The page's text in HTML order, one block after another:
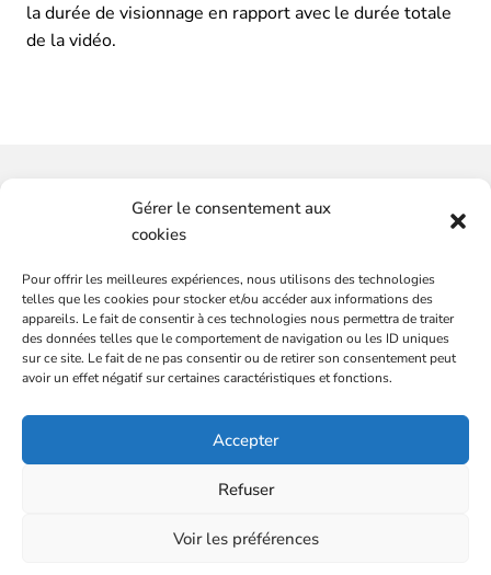
Gérer le consentement aux
cookies
Pour offrir les meilleures expériences, nous utilisons des technologies
telles que les cookies pour stocker et/ou accéder aux informations des
appareils. Le fait de consentir à ces technologies nous permettra de traiter
des données telles que le comportement de navigation ou les ID uniques
sur ce site. Le fait de ne pas consentir ou de retirer son consentement peut
avoir un effet négatif sur certaines caractéristiques et fonctions.
Accepter
Refuser
Voir les préférences
SERVICES
Plateformes de marques
Audit communication et commercial
Conseils et stratégies, média et communication
BLOG
la durée de visionnage en rapport avec le durée totale
de la vidéo.
Vous souhaitez-avoir plus
d'informations ?
CONTACTEZ-NOUS
©Copyright 2026 Olivier Robert.
Mentions légales
Partenaire : Sacrés Français